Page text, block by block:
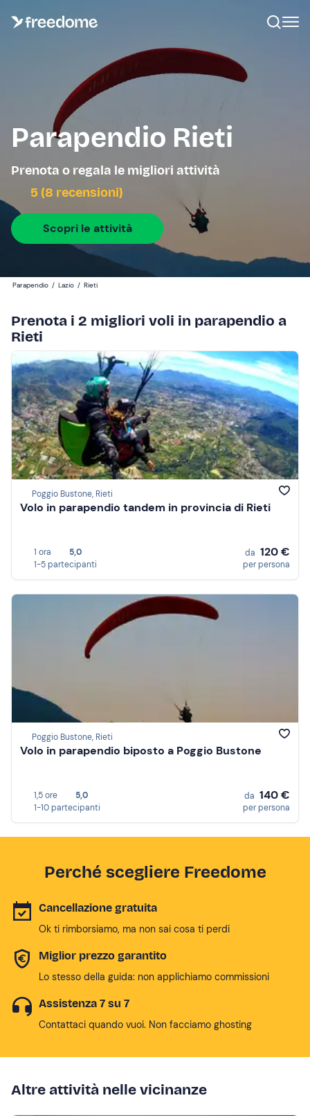
Parapendio Rieti
Prenota o regala le migliori attività
5 (8 recensioni)
Scopri le attività
Parapendio / Lazio / Rieti
Prenota i 2 migliori voli in parapendio a
Rieti
Poggio Bustone, Rieti
Volo in parapendio tandem in provincia di Rieti
1 ora
5,0
1-5 partecipanti
da 120 €
per persona
Poggio Bustone, Rieti
Volo in parapendio biposto a Poggio Bustone
1,5 ore
5,0
1-10 partecipanti
da 140 €
per persona
Perché scegliere Freedome
Cancellazione gratuita
Ok ti rimborsiamo, ma non sai cosa ti perdi
Miglior prezzo garantito
Lo stesso della guida: non applichiamo commissioni
Assistenza 7 su 7
Contattaci quando vuoi. Non facciamo ghosting
Altre attività nelle vicinanze